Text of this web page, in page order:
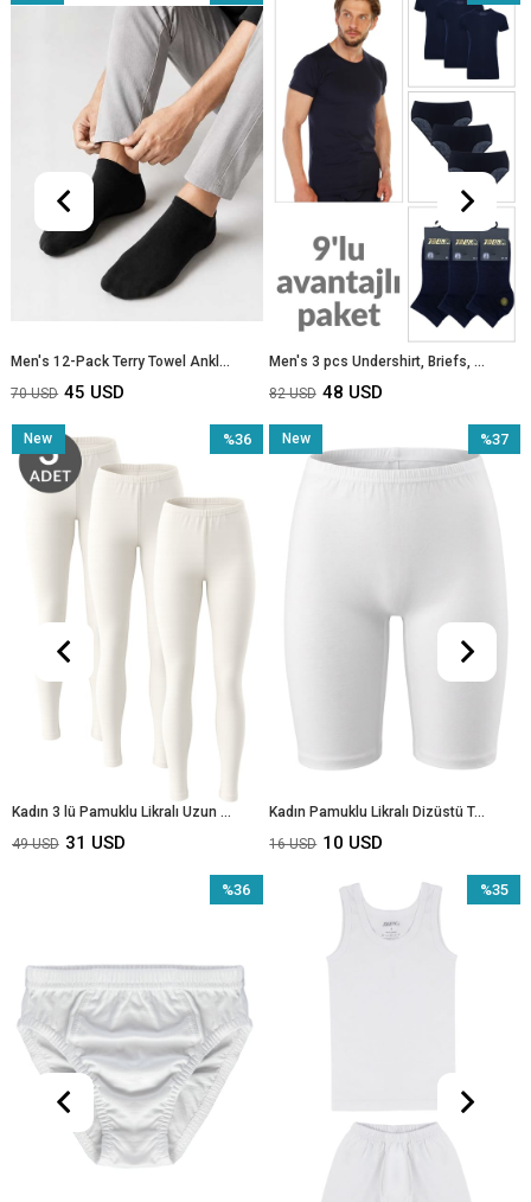
Men's 12-Pack Terry Towel Ankle Socks 096
45 USD
70 USD
Sale
%36Sale
Men's 3 pcs Undershirt, Briefs, and Socks Underwear Combination Set - SET2
48 USD
82 USD
Sale
%41Sale
Kadın 3 lü Pamuklu Likralı Uzun Tayt 7217
31 USD
49 USD
%36
%36Sale
New
Item
Kadın Pamuklu Likralı Dizüstü Tayt 4247
10 USD
16 USD
%37
Sale
New
%36
%35